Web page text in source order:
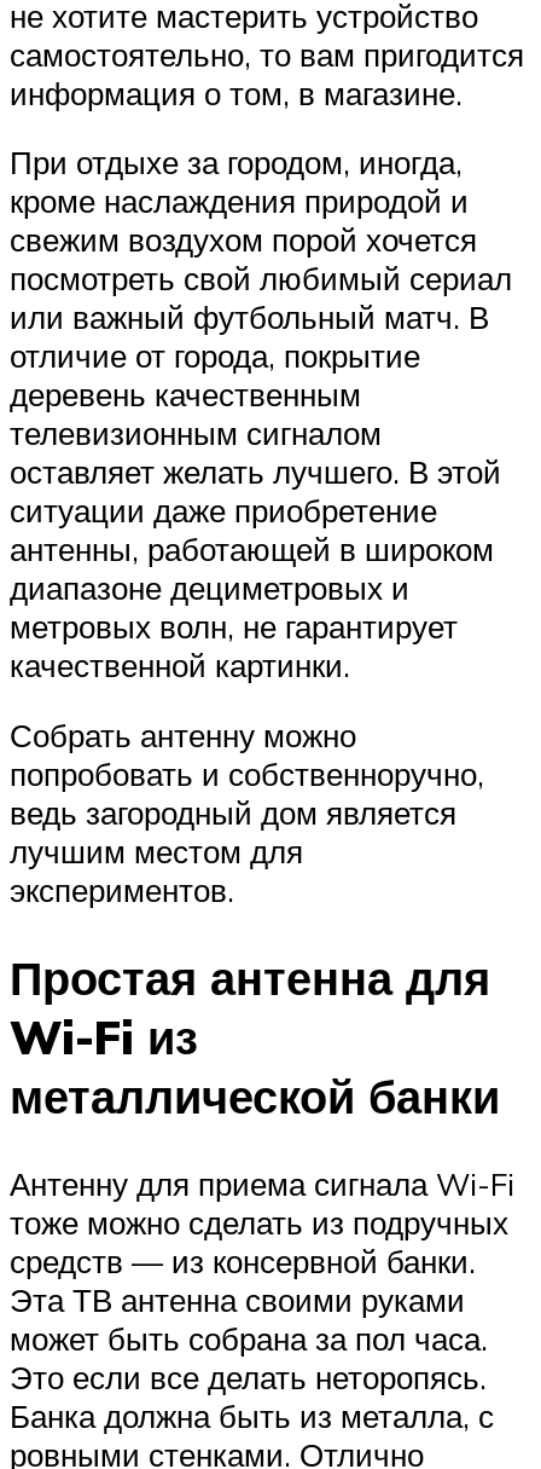
не хотите мастерить устройство
самостоятельно, то вам пригодится
информация о том, в магазине.
При отдыхе за городом, иногда,
кроме наслаждения природой и
свежим воздухом порой хочется
посмотреть свой любимый сериал
или важный футбольный матч. В
отличие от города, покрытие
деревень качественным
телевизионным сигналом
оставляет желать лучшего. В этой
ситуации даже приобретение
антенны, работающей в широком
диапазоне дециметровых и
метровых волн, не гарантирует
качественной картинки.
Собрать антенну можно
попробовать и собственноручно,
ведь загородный дом является
лучшим местом для
экспериментов.
Простая антенна для
Wi-Fi из
металлической банки
Антенну для приема сигнала Wi-Fi
тоже можно сделать из подручных
средств — из консервной банки.
Эта ТВ антенна своими руками
может быть собрана за пол часа.
Это если все делать неторопясь.
Банка должна быть из металла, с
ровными стенками. Отлично